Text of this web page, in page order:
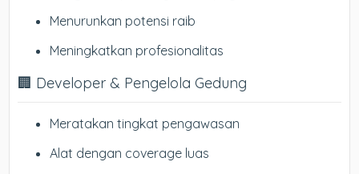
Menurunkan potensi raib
Meningkatkan profesionalitas
🏢 Developer & Pengelola Gedung
Meratakan tingkat pengawasan
Alat dengan coverage luas